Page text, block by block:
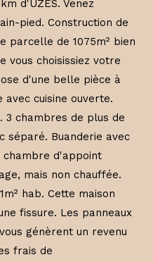
d'UZES. Venez
pied. Construction de
parcelle de 1075m² bien
vous choisissiez votre
d'une belle pièce à
avec cuisine ouverte.
3 chambres de plus de
séparé. Buanderie avec
chambre d'appoint
mais non chauffée.
hab. Cette maison
fissure. Les panneaux
génèrent un revenu
frais de